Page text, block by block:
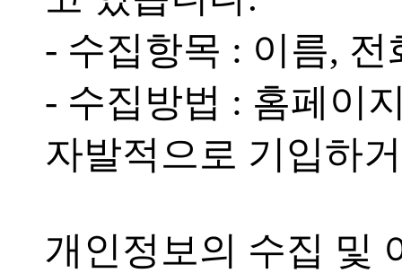
- 수집항목 : 이름,
- 수집방법 : 홈페이
자발적으로 기입하
개인정보의 수집 및